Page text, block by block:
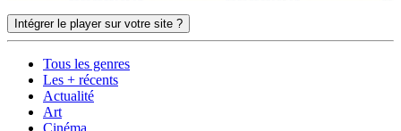
Intégrer le player sur votre site ?
Tous les genres
Les + récents
Actualité
Art
Cinéma